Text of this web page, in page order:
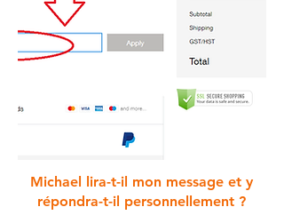
Michael lira-t-il mon message et y
répondra-t-il personnellement ?